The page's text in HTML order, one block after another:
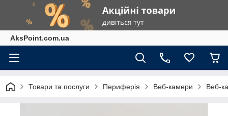
AksPoint.com.ua
Товари та послуги Периферія Веб-камери Веб-